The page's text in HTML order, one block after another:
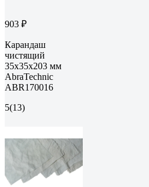
903 ₽
Карандаш
чистящий
35x35x203 мм
AbraTechnic
ABR170016
5(13)